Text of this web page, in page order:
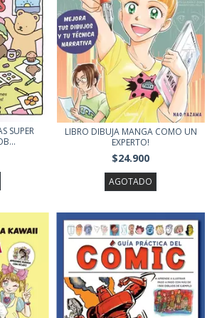
SUPER
LIBRO DIBUJA MANGA COMO UN
EXPERTO!
$24.900
AGOTADO